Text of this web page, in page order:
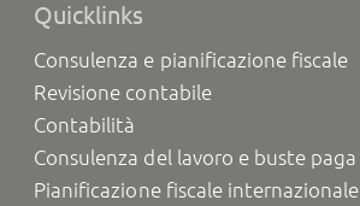
Quicklinks
Consulenza e pianificazione fiscale
Revisione contabile
Contabilità
Consulenza del lavoro e buste paga
Pianificazione fiscale internazionale